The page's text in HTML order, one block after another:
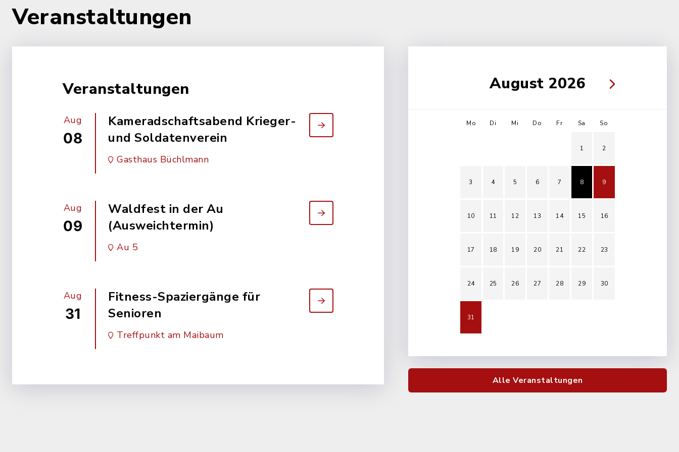
Veranstaltungen
Veranstaltungen
Aug
08
Kameradschaftsabend Krieger-
und Soldatenverein
Gasthaus Büchlmann
Aug
09
Waldfest in der Au
(Ausweichtermin)
Au 5
Aug
31
Fitness-Spaziergänge für
Senioren
Treffpunkt am Maibaum
August 2026
Mo Di Mi Do Fr Sa So
1 2
3 4 5 6 7 8 9
10 11 12 13 14 15 16
17 18 19 20 21 22 23
24 25 26 27 28 29 30
31
Alle Veranstaltungen